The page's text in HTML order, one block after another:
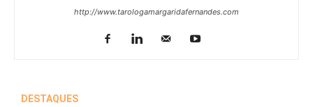
http://www.tarologamargaridafernandes.com
DESTAQUES